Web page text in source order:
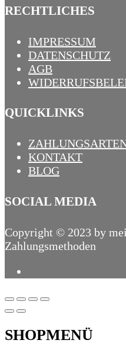
RECHTLICHES
IMPRESSUM
DATENSCHUTZ
AGB
QUICKLINKS
KONTAKT
BLOG
SOCIAL MEDIA
Copyright © 2023 by
Zahlungsmethoden
SHOPMENÜ